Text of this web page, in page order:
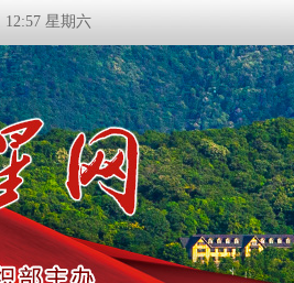
12:57 星期六